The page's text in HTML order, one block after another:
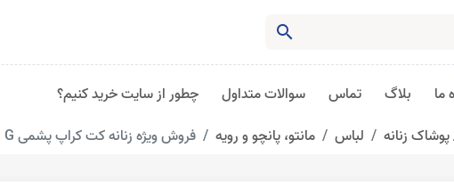
search
ما بلاگ تماس سوالات متداول چطور از سایت خرید کنیم؟
پوشاک زنانه لباس مانتو، پانچو و رویه فروش ویژه زنانه کت کراپ پشمی G